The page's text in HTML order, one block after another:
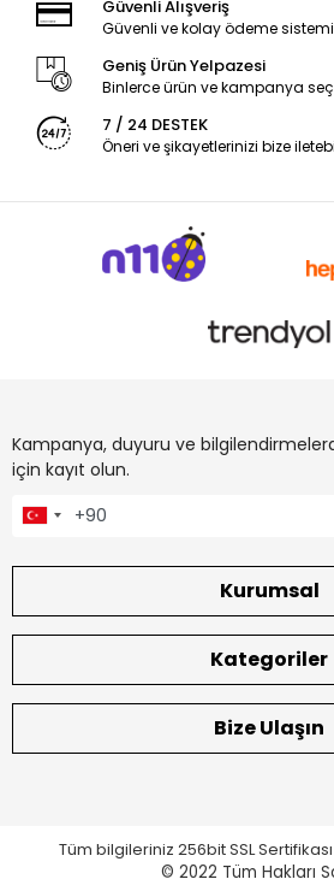
Güvenli Alışveriş
Güvenli ve kolay ödeme sistemi
Geniş Ürün Yelpazesi
Binlerce ürün ve kampanya
7 / 24 DESTEK
Öneri ve şikayetlerinizi bize
Kampanya, duyuru ve
için kayıt olun.
Kurumsal
Kategoriler
Bize Ulaşın
Tüm bilgileriniz 256bit SSL
© 2022 Tüm Hakları